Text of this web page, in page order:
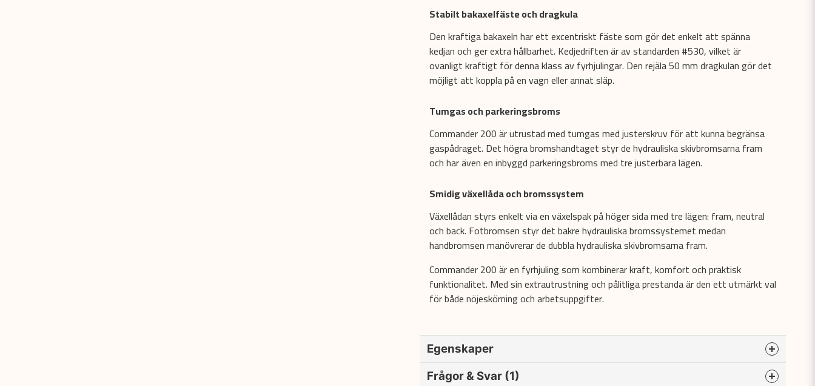
Stabilt bakaxelfäste och dragkula
Den kraftiga bakaxeln har ett excentriskt fäste som gör det enkelt att spänna
kedjan och ger extra hållbarhet. Kedjedriften är av standarden #530, vilket är
ovanligt kraftigt för denna klass av fyrhjulingar. Den rejäla 50 mm dragkulan gör det
möjligt att koppla på en vagn eller annat släp.
Tumgas och parkeringsbroms
Commander 200 är utrustad med tumgas med justerskruv för att kunna begränsa
gaspådraget. Det högra bromshandtaget styr de hydrauliska skivbromsarna fram
och har även en inbyggd parkeringsbroms med tre justerbara lägen.
Smidig växellåda och bromssystem
Växellådan styrs enkelt via en växelspak på höger sida med tre lägen: fram, neutral
och back. Fotbromsen styr det bakre hydrauliska bromssystemet medan
handbromsen manövrerar de dubbla hydrauliska skivbromsarna fram.
Commander 200 är en fyrhjuling som kombinerar kraft, komfort och praktisk
funktionalitet. Med sin extrautrustning och pålitliga prestanda är den ett utmärkt val
för både nöjeskörning och arbetsuppgifter.
Egenskaper
Motortyp
Frågor & Svar (1)